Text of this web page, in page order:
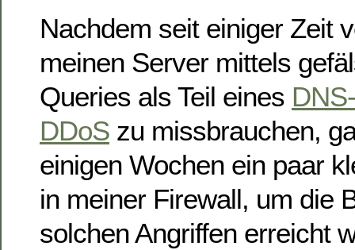
Nachdem seit einiger Zeit
meinen Server mittels
Queries als Teil eines
DDoS zu missbrauchen,
einigen Wochen ein paar
in meiner Firewall, um die
solchen Angriffen erreicht